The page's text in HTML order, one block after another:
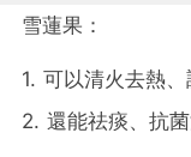
雪蓮果：
1. 可以清火去熱、
2. 還能祛痰、抗